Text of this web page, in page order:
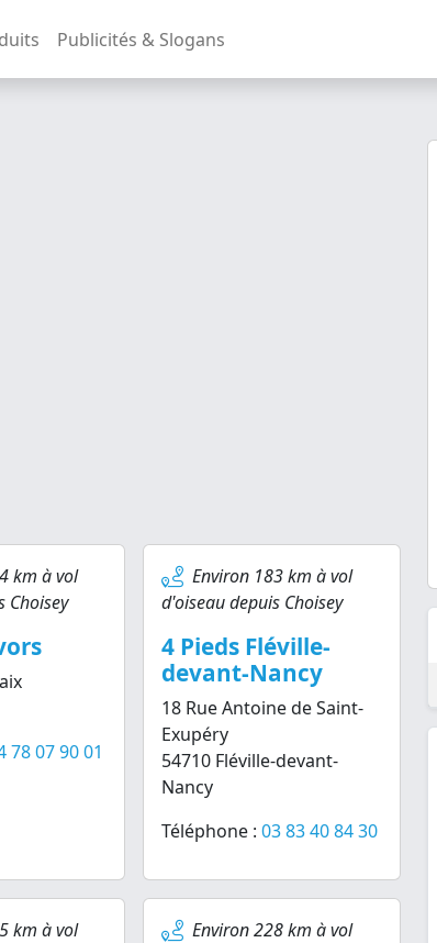
Publicités & Slogans
km à vol
Choisey
78 07 90 01
Environ 183 km à vol
d'oiseau depuis Choisey
4 Pieds Fléville-
devant-Nancy
18 Rue Antoine de Saint-
Exupéry
54710 Fléville-devant-
Nancy
Téléphone :03 83 40 84 30
km à vol
Environ 228 km à vol